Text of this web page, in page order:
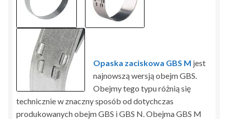
Opaska zaciskowa GBS M jest
najnowszą wersją obejm GBS.
Obejmy tego typu różnią się
technicznie w znaczny sposób od dotychczas
produkowanych obejm GBS i GBS N. Obejma GBS M